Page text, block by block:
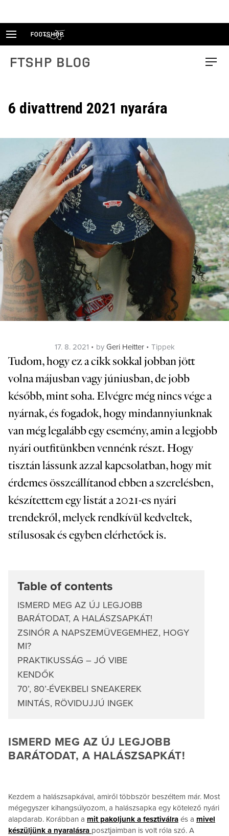
FTSHP blog Menu
6 divattrend 2021 nyarára
Posted
on
17. 8. 2021 by Geri Heitter Categories
Tippek
Tudom, hogy ez a cikk sokkal jobban jött
volna májusban vagy júniusban, de jobb
később, mint soha. Elvégre még nincs vége a
nyárnak, és fogadok, hogy mindannyiunknak
van még legalább egy esemény, amin a legjobb
nyári outfitünkben vennénk részt. Hogy
tisztán lássunk azzal kapcsolatban, hogy mit
érdemes összeállítanod ebben a szerelésben,
készítettem egy listát a 2021-es nyári
trendekről, melyek rendkívül kedveltek,
stílusosak és egyben elérhetőek is.
Table of contents
ISMERD MEG AZ ÚJ LEGJOBB
BARÁTODAT, A HALÁSZSAPKÁT!
ZSINÓR A NAPSZEMÜVEGEMHEZ, HOGY
MI?
PRAKTIKUSSÁG – JÓ VIBE
KENDŐK
70’, 80’-ÉVEKBELI SNEAKEREK
MINTÁS, RÖVIDUJJÚ INGEK
ISMERD MEG AZ ÚJ LEGJOBB
BARÁTODAT, A HALÁSZSAPKÁT!
Kezdem a halászsapkával, amiről többször beszéltem már. Most
mégegyszer kihangsúlyozom, a halászsapka egy kötelező nyári
alapdarab. Korábban a mit pakoljunk a fesztiválra és a mivel
készüljünk a nyaralásra posztjaimban is volt róla szó. A